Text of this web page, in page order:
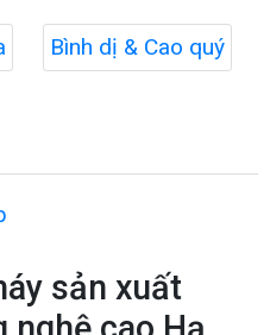
Bình dị & Cao quý
sản xuất